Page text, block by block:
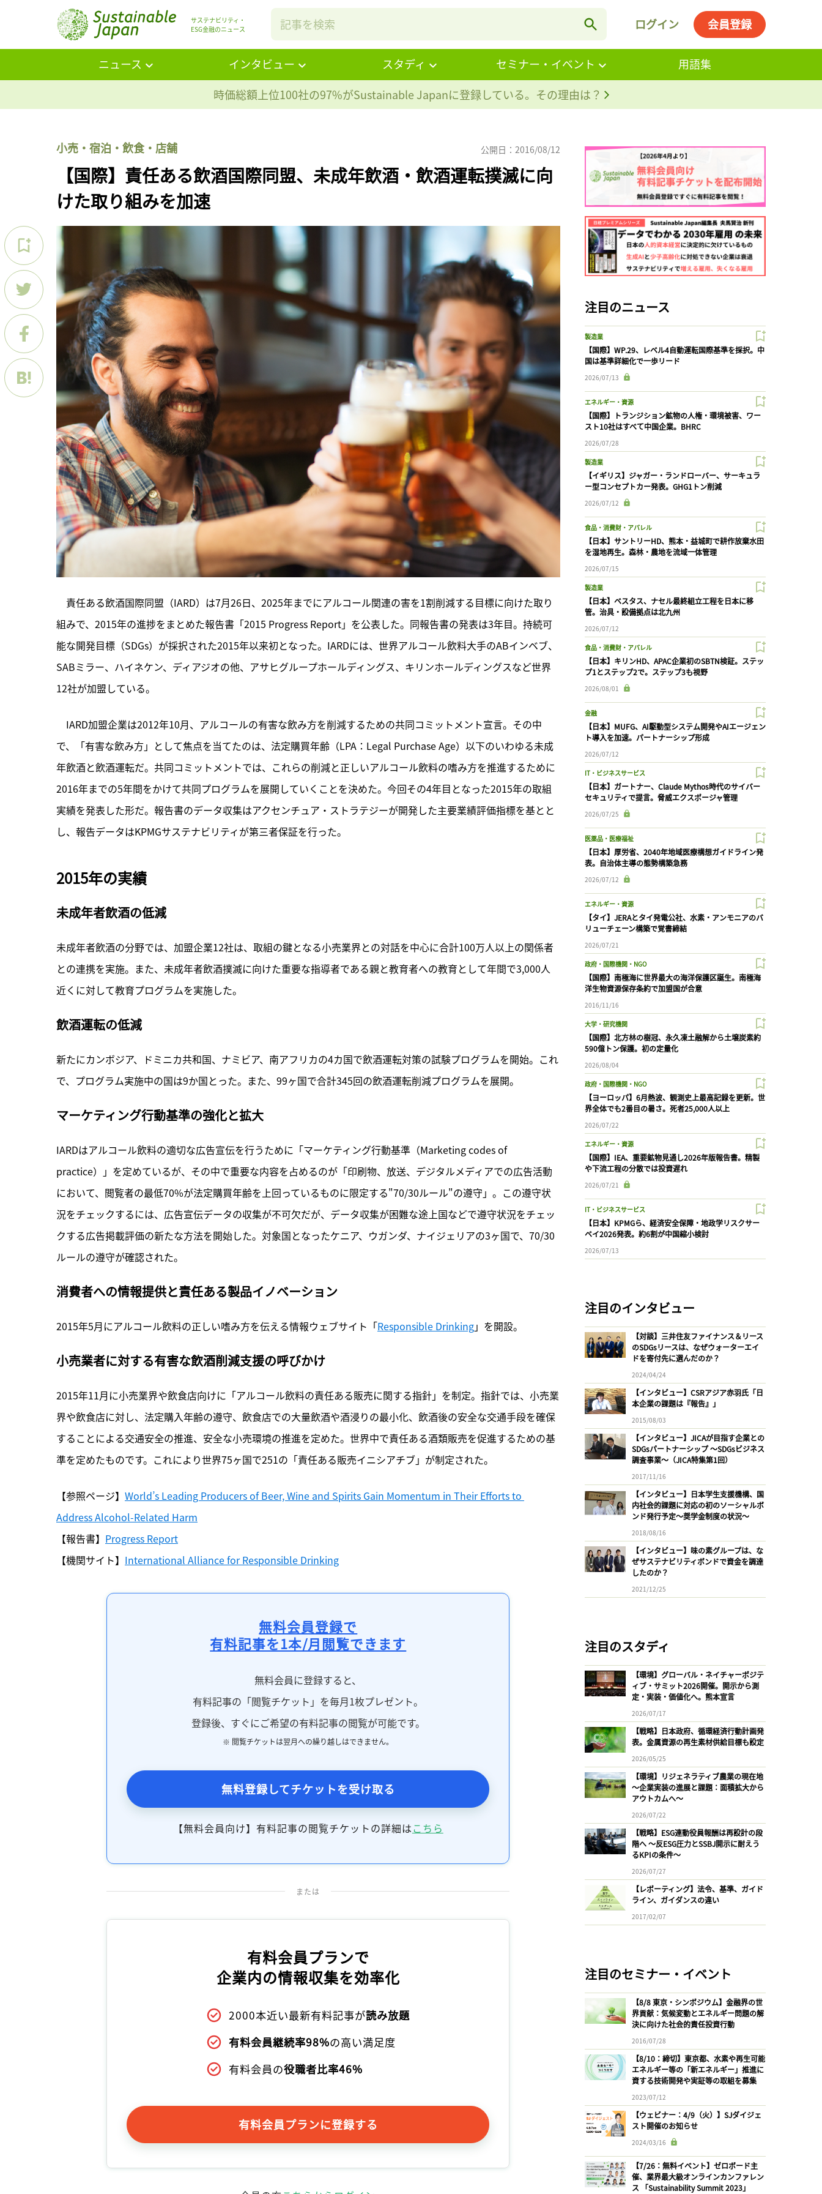
サステナビリティ・
ESG金融のニュース
ログイン 会員登録
ニュース インタビュー スタディ セミナー・イベント
用語集
時価総額上位100社の97%がSustainable Japanに登録している。その理由は？
小売・宿泊・飲食・店舗 公開日：2016/08/12
【国際】責任ある飲酒国際同盟、未成年飲酒・飲酒運転撲滅に向
けた取り組みを加速
責任ある飲酒国際同盟（IARD）は7月26日、2025年までにアルコール関連の害を1割削減する目標に向けた取り
組みで、2015年の進捗をまとめた報告書「2015 Progress Report」を公表した。同報告書の発表は3年目。持続可
能な開発目標（SDGs）が採択された2015年以来初となった。IARDには、世界アルコール飲料大手のABインベブ、
SABミラー、ハイネケン、ディアジオの他、アサヒグループホールディングス、キリンホールディングスなど世界
12社が加盟している。
IARD加盟企業は2012年10月、アルコールの有害な飲み方を削減するための共同コミットメント宣言。その中
で、「有害な飲み方」として焦点を当てたのは、法定購買年齢（LPA：Legal Purchase Age）以下のいわゆる未成
年飲酒と飲酒運転だ。共同コミットメントでは、これらの削減と正しいアルコール飲料の嗜み方を推進するために
2016年までの5年間をかけて共同プログラムを展開していくことを決めた。今回その4年目となった2015年の取組
実績を発表した形だ。報告書のデータ収集はアクセンチュア・ストラテジーが開発した主要業績評価指標を基とと
し、報告データはKPMGサステナビリティが第三者保証を行った。
2015年の実績
未成年者飲酒の低減
未成年者飲酒の分野では、加盟企業12社は、取組の鍵となる小売業界との対話を中心に合計100万人以上の関係者
との連携を実施。また、未成年者飲酒撲滅に向けた重要な指導者である親と教育者への教育として年間で3,000人
近くに対して教育プログラムを実施した。
飲酒運転の低減
新たにカンボジア、ドミニカ共和国、ナミビア、南アフリカの4カ国で飲酒運転対策の試験プログラムを開始。これ
で、プログラム実施中の国は9か国とった。また、99ヶ国で合計345回の飲酒運転削減プログラムを展開。
マーケティング行動基準の強化と拡大
IARDはアルコール飲料の適切な広告宣伝を行うために「マーケティング行動基準（Marketing codes of
practice）」を定めているが、その中で重要な内容を占めるのが「印刷物、放送、デジタルメディアでの広告活動
において、閲覧者の最低70%が法定購買年齢を上回っているものに限定する"70/30ルール"の遵守」。この遵守状
況をチェックするには、広告宣伝データの収集が不可欠だが、データ収集が困難な途上国などで遵守状況をチェッ
クする広告掲載評価の新たな方法を開始した。対象国となったケニア、ウガンダ、ナイジェリアの3ヶ国で、70/30
ルールの遵守が確認された。
消費者への情報提供と責任ある製品イノベーション
2015年5月にアルコール飲料の正しい嗜み方を伝える情報ウェブサイト「Responsible Drinking」を開設。
小売業者に対する有害な飲酒削減支援の呼びかけ
2015年11月に小売業界や飲食店向けに「アルコール飲料の責任ある販売に関する指針」を制定。指針では、小売業
界や飲食店に対し、法定購入年齢の遵守、飲食店での大量飲酒や酒浸りの最小化、飲酒後の安全な交通手段を確保
することによる交通安全の推進、安全な小売環境の推進を定めた。世界中で責任ある酒類販売を促進するための基
準を定めたものです。これにより世界75ヶ国で251の「責任ある販売イニシアチブ」が制定された。
【参照ページ】 World’s Leading Producers of Beer, Wine and Spirits Gain Momentum in Their Efforts to
Address Alcohol-Related Harm
【報告書】 Progress Report
【機関サイト】 International Alliance for Responsible Drinking
無料会員登録で
有料記事を1本/月閲覧できます
無料会員に登録すると、
有料記事の「閲覧チケット」を毎月1枚プレゼント。
登録後、すぐにご希望の有料記事の閲覧が可能です。
※ 閲覧チケットは翌月への繰り越しはできません。
無料登録してチケットを受け取る
【無料会員向け】有料記事の閲覧チケットの詳細はこちら
または
有料会員プランで
企業内の情報収集を効率化
2000本近い最新有料記事が読み放題
有料会員継続率98%の高い満足度
有料会員の役職者比率46%
有料会員プランに登録する
注目のニュース
製造業
【国際】WP.29、レベル4自動運転国際基準を採択。中
国は基準詳細化で一歩リード
2026/07/13
エネルギー・資源
【国際】トランジション鉱物の人権・環境被害、ワー
スト10社はすべて中国企業。BHRC
2026/07/28
製造業
【イギリス】ジャガー・ランドローバー、サーキュラ
ー型コンセプトカー発表。GHG1トン削減
2026/07/12
食品・消費財・アパレル
【日本】サントリーHD、熊本・益城町で耕作放棄水田
を湿地再生。森林・農地を流域一体管理
2026/07/15
製造業
【日本】ベスタス、ナセル最終組立工程を日本に移
管。治具・設備拠点は北九州
2026/07/12
食品・消費財・アパレル
【日本】キリンHD、APAC企業初のSBTN検証。ステッ
プ1とステップ2で。ステップ3も視野
2026/08/01
金融
【日本】MUFG、AI駆動型システム開発やAIエージェン
ト導入を加速。パートナーシップ形成
2026/07/12
IT・ビジネスサービス
【日本】ガートナー、Claude Mythos時代のサイバー
セキュリティで提言。脅威エクスポージャ管理
2026/07/25
医薬品・医療福祉
【日本】厚労省、2040年地域医療構想ガイドライン発
表。自治体主導の態勢構築急務
2026/07/12
エネルギー・資源
【タイ】JERAとタイ発電公社、水素・アンモニアのバ
リューチェーン構築で覚書締結
2026/07/21
政府・国際機関・NGO
【国際】南極海に世界最大の海洋保護区誕生。南極海
洋生物資源保存条約で加盟国が合意
2016/11/16
大学・研究機関
【国際】北方林の樹冠、永久凍土融解から土壌炭素約
590億トン保護。初の定量化
2026/08/04
政府・国際機関・NGO
【ヨーロッパ】6月熱波、観測史上最高記録を更新。世
界全体でも2番目の暑さ。死者25,000人以上
2026/07/22
エネルギー・資源
【国際】IEA、重要鉱物見通し2026年版報告書。精製
や下流工程の分散では投資遅れ
2026/07/21
IT・ビジネスサービス
【日本】KPMGら、経済安全保障・地政学リスクサー
ベイ2026発表。約6割が中国縮小検討
2026/07/13
注目のインタビュー
【対談】三井住友ファイナンス＆リース
のSDGsリースは、なぜウォーターエイ
ドを寄付先に選んだのか？
2024/04/24
【インタビュー】CSRアジア赤羽氏「日
本企業の課題は『報告』」
2015/08/03
【インタビュー】JICAが目指す企業との
SDGsパートナーシップ 〜SDGsビジネス
調査事業〜（JICA特集第1回）
2017/11/16
【インタビュー】日本学生支援機構、国
内社会的課題に対応の初のソーシャルボ
ンド発行予定〜奨学金制度の状況〜
2018/08/16
【インタビュー】味の素グループは、な
ぜサステナビリティボンドで資金を調達
したのか？
2021/12/25
注目のスタディ
【環境】グローバル・ネイチャーポジテ
ィブ・サミット2026開催。開示から測
定・実装・価値化へ。熊本宣言
2026/07/17
【戦略】日本政府、循環経済行動計画発
表。金属資源の再生素材供給目標も設定
2026/05/25
【環境】リジェネラティブ農業の現在地
〜企業実装の進展と課題：面積拡大から
アウトカムへ〜
2026/07/22
【戦略】ESG連動役員報酬は再設計の段
階へ 〜反ESG圧力とSSBJ開示に耐えう
るKPIの条件〜
2026/07/27
【レポーティング】法令、基準、ガイド
ライン、ガイダンスの違い
2017/02/07
注目のセミナー・イベント
【8/8 東京・シンポジウム】金融界の世
界貢献：気候変動とエネルギー問題の解
決に向けた社会的責任投資行動
2016/07/28
【8/10：締切】東京都、水素や再生可能
エネルギー等の「新エネルギー」推進に
資する技術開発や実証等の取組を募集
2023/07/12
【ウェビナー：4/9（火）】SJダイジェ
スト開催のお知らせ
2024/03/16
【7/26：無料イベント】ゼロボード主
催、業界最大級オンラインカンファレン
ス 「Sustainability Summit 2023」
ログインが必要です
ログイン 会員登録